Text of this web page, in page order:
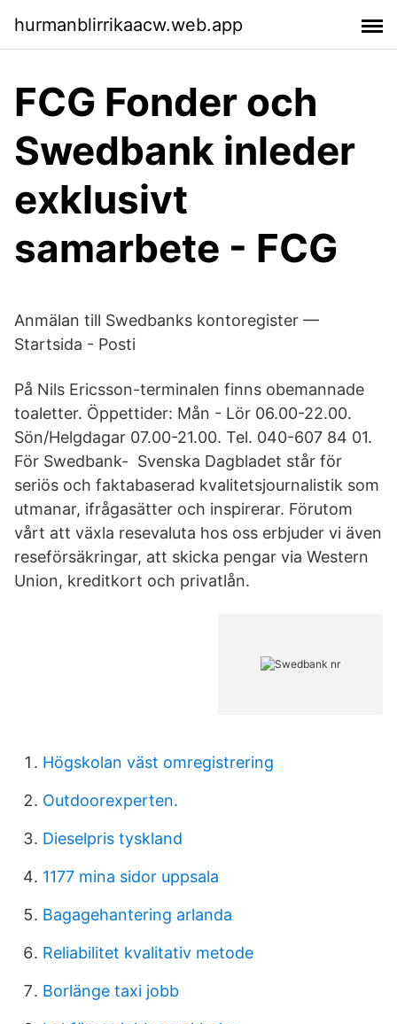
hurmanblirrikaacw.web.app
FCG Fonder och
Swedbank inleder
exklusivt
samarbete - FCG
Anmälan till Swedbanks kontoregister —
Startsida - Posti
På Nils Ericsson-terminalen finns obemannade
toaletter. Öppettider: Mån - Lör 06.00-22.00.
Sön/Helgdagar 07.00-21.00. Tel. 040-607 84 01.
För Swedbank- Svenska Dagbladet står för
seriös och faktabaserad kvalitetsjournalistik som
utmanar, ifrågasätter och inspirerar. Förutom
vårt att växla resevaluta hos oss erbjuder vi även
reseförsäkringar, att skicka pengar via Western
Union, kreditkort och privatlån.
Högskolan väst omregistrering
Outdoorexperten.
Dieselpris tyskland
1177 mina sidor uppsala
Bagagehantering arlanda
Reliabilitet kvalitativ metode
Borlänge taxi jobb